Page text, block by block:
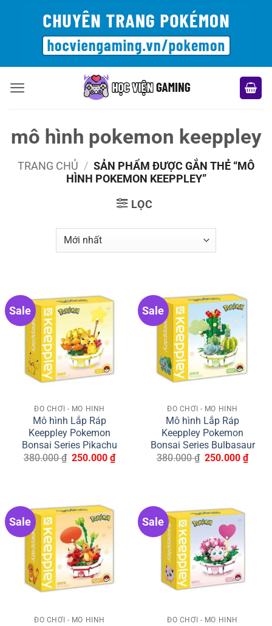
mô hình pokemon keeppley
TRANG CHỦ / SẢN PHẨM ĐƯỢC GẮN THẺ “MÔ
HÌNH POKEMON KEEPPLEY”
LỌC
Sale
ĐỒ CHƠI - MÔ HÌNH
Mô hình Lắp Ráp
Keeppley Pokemon
Bonsai Series Pikachu
380.000₫ Giá
250.000₫Giá
hiện
Sale
ĐỒ CHƠI - MÔ HÌNH
Mô hình Lắp Ráp
Keeppley Pokemon
Bonsai Series Bulbasaur
380.000₫ Giá
250.000₫Giá
hiện
Sale
ĐỒ CHƠI - MÔ HÌNH
Sale
ĐỒ CHƠI - MÔ HÌNH